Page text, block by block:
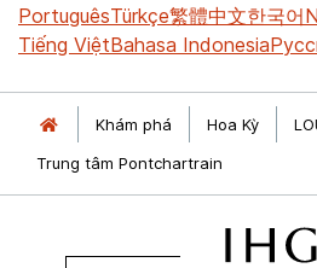
PortuguêsTürkçe繁體中文한국어
Tiếng ViệtBahasa Indonesia
Khám phá Hoa Kỳ
Trung tâm Pontchartrain